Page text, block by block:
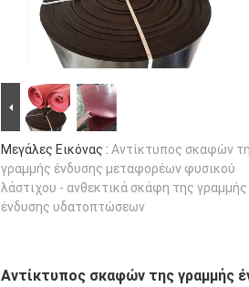
Μεγάλες Εικόνας : Αντίκτυπος σκαφών
γραμμής ένδυσης μεταφορέων φυσικού
λάστιχου - ανθεκτικά σκάφη της γραμμής
ένδυσης υδατοπτώσεων
Αντίκτυπος σκαφών της γραμμής